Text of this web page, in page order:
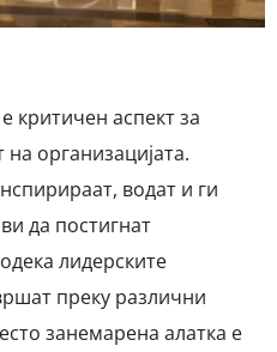
критичен аспект за
организацијата.
водат и ги
да постигнат
лидерските
преку различни
занемарена алатка е